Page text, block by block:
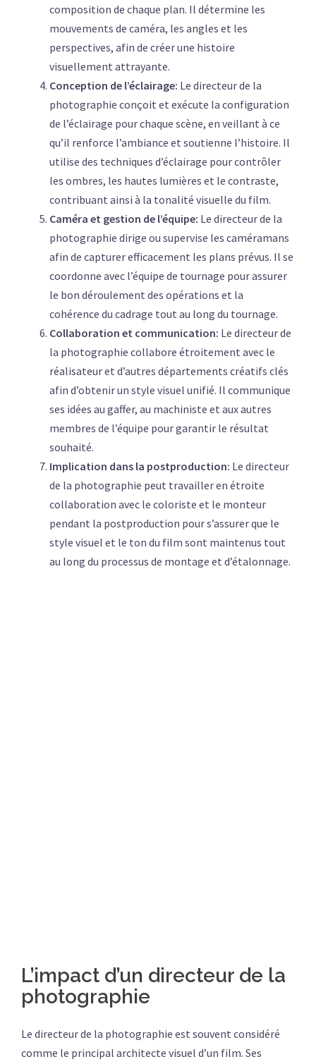
composition de chaque plan. Il détermine les
mouvements de caméra, les angles et les
perspectives, afin de créer une histoire
visuellement attrayante.
Conception de l’éclairage: Le directeur de la
photographie conçoit et exécute la configuration
de l’éclairage pour chaque scène, en veillant à ce
qu’il renforce l’ambiance et soutienne l’histoire. Il
utilise des techniques d’éclairage pour contrôler
les ombres, les hautes lumières et le contraste,
contribuant ainsi à la tonalité visuelle du film.
Caméra et gestion de l’équipe: Le directeur de la
photographie dirige ou supervise les caméramans
afin de capturer efficacement les plans prévus. Il se
coordonne avec l’équipe de tournage pour assurer
le bon déroulement des opérations et la
cohérence du cadrage tout au long du tournage.
Collaboration et communication: Le directeur de
la photographie collabore étroitement avec le
réalisateur et d’autres départements créatifs clés
afin d’obtenir un style visuel unifié. Il communique
ses idées au gaffer, au machiniste et aux autres
membres de l’équipe pour garantir le résultat
souhaité.
Implication dans la postproduction: Le directeur
de la photographie peut travailler en étroite
collaboration avec le coloriste et le monteur
pendant la postproduction pour s’assurer que le
style visuel et le ton du film sont maintenus tout
au long du processus de montage et d’étalonnage.
L’impact d’un directeur de la
photographie
Le directeur de la photographie est souvent considéré
comme le principal architecte visuel d’un film. Ses